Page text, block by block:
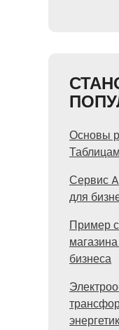
Основы
Сервис
для
Пример
бизнеса